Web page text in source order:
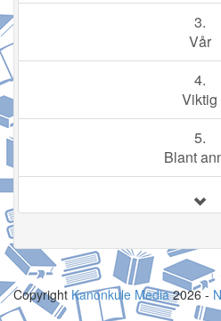
3.
Vår
4.
Viktig
5.
Blant
Copyright Kanonkule Media2026 -